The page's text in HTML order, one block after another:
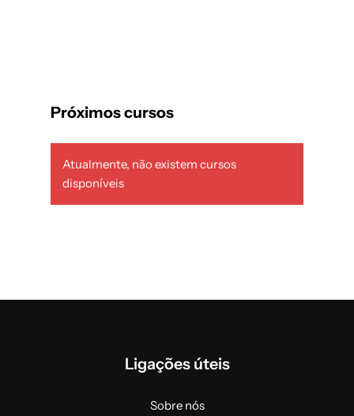
Próximos cursos
Atualmente, não existem cursos
disponíveis
Ligações úteis
Sobre nós